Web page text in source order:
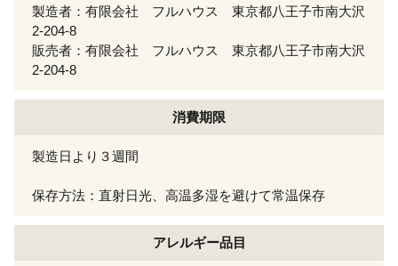
製造者：有限会社 フルハウス 東京都八王子市南大沢
2-204-8
販売者：有限会社 フルハウス 東京都八王子市南大沢
2-204-8
消費期限
製造日より３週間
保存方法：直射日光、高温多湿を避けて常温保存
アレルギー品目